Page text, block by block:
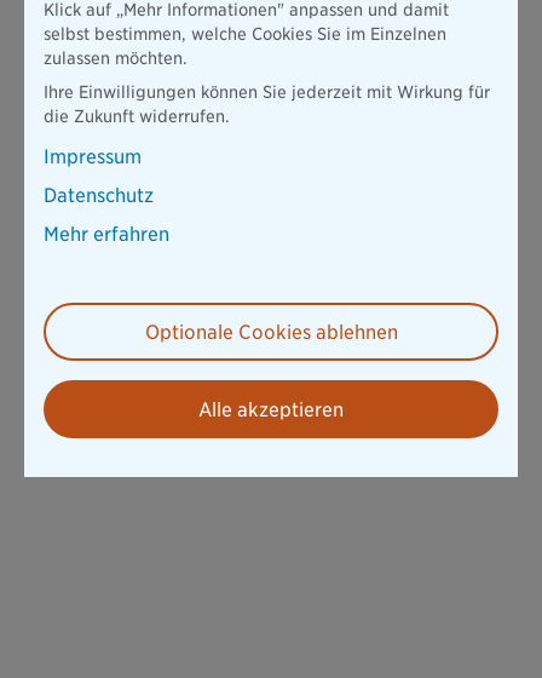
Klick auf „Mehr Informationen" anpassen und damit
selbst bestimmen, welche Cookies Sie im Einzelnen
zulassen möchten.
Ihre Einwilligungen können Sie jederzeit mit Wirkung für
die Zukunft widerrufen.
Impressum
Datenschutz
Mehr erfahren
Optionale Cookies ablehnen
Alle akzeptieren